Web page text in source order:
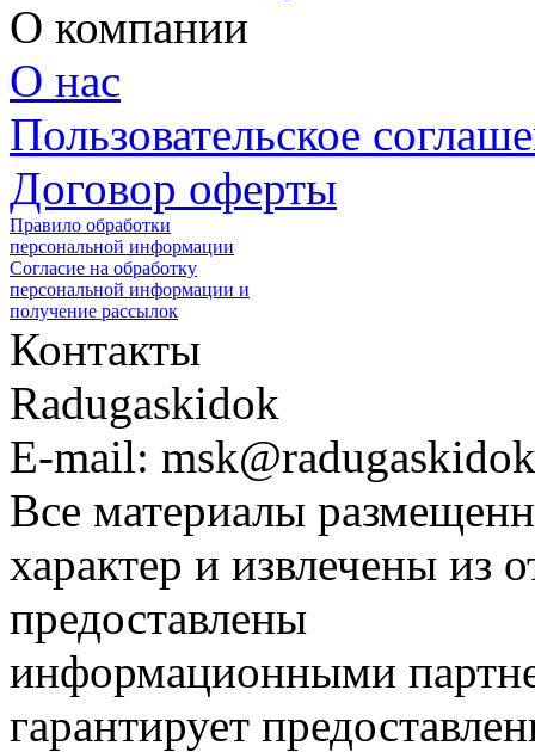
О компании
О нас
Пользовательское
Договор оферты
Правило обработки
персональной информации
Согласие на обработку
персональной информации и
получение рассылок
Контакты
Radugaskidok
E-mail:
Все материалы
характер и извлечены из
предоставлены
информационными
гарантирует